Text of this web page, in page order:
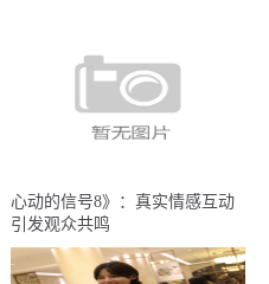
心动的信号8》：真实情感互动
引发观众共鸣